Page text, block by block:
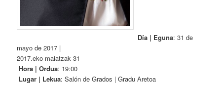
Día | Eguna: 31 de
mayo de 2017 |
2017.eko maiatzak 31
Hora | Ordua: 19:00
Lugar | Lekua: Salón de Grados | Gradu Aretoa